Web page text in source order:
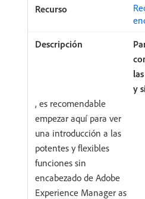
y
, es recomendable
empezar aquí para ver
una introducción a las
potentes y flexibles
funciones sin
encabezado de Adobe
Experience Manager as